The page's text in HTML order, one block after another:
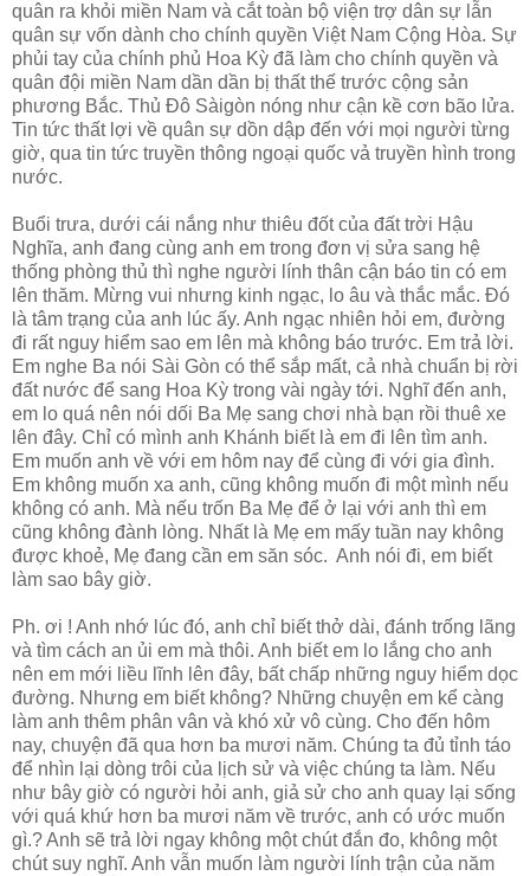
quân ra khỏi miền Nam và cắt toàn bộ viện trợ dân sự lẫn
quân sự vốn dành cho chính quyền Việt Nam Cộng Hòa. Sự
phủi tay của chính phủ Hoa Kỳ đã làm cho chính quyền và
quân đội miền Nam dần dần bị thất thế trước cộng sản
phương Bắc. Thủ Đô Sàigòn nóng như cận kề cơn bão lửa.
Tin tức thất lợi về quân sự dồn dập đến với mọi người từng
giờ, qua tin tức truyền thông ngoại quốc vả truyền hình trong
nước.
Buổi trưa, dưới cái nắng như thiêu đốt của đất trời Hậu
Nghĩa, anh đang cùng anh em trong đơn vị sửa sang hệ
thống phòng thủ thì nghe người lính thân cận báo tin có em
lên thăm. Mừng vui nhưng kinh ngạc, lo âu và thắc mắc. Đó
là tâm trạng của anh lúc ấy. Anh ngạc nhiên hỏi em, đường
đi rất nguy hiểm sao em lên mà không báo trước. Em trả lời.
Em nghe Ba nói Sài Gòn có thể sắp mất, cả nhà chuẩn bị rời
đất nước để sang Hoa Kỳ trong vài ngày tới. Nghĩ đến anh,
em lo quá nên nói dối Ba Mẹ sang chơi nhà bạn rồi thuê xe
lên đây. Chỉ có mình anh Khánh biết là em đi lên tìm anh.
Em muốn anh về với em hôm nay để cùng đi với gia đình.
Em không muốn xa anh, cũng không muốn đi một mình nếu
không có anh. Mà nếu trốn Ba Mẹ để ở lại với anh thì em
cũng không đành lòng. Nhất là Mẹ em mấy tuần nay không
được khoẻ, Mẹ đang cần em săn sóc. Anh nói đi, em biết
làm sao bây giờ.
Ph. ơi ! Anh nhớ lúc đó, anh chỉ biết thở dài, đánh trống lãng
và tìm cách an ủi em mà thôi. Anh biết em lo lắng cho anh
nên em mới liều lĩnh lên đây, bất chấp những nguy hiểm dọc
đường. Nhưng em biết không? Những chuyện em kể càng
làm anh thêm phân vân và khó xử vô cùng. Cho đến hôm
nay, chuyện đã qua hơn ba mươi năm. Chúng ta đủ tỉnh táo
để nhìn lại dòng trôi của lịch sử và việc chúng ta làm. Nếu
như bây giờ có người hỏi anh, giả sử cho anh quay lại sống
với quá khứ hơn ba mươi năm về trước, anh có ước muốn
gì.? Anh sẽ trả lời ngay không một chút đắn đo, không một
chút suy nghĩ. Anh vẫn muốn làm người lính trận của năm